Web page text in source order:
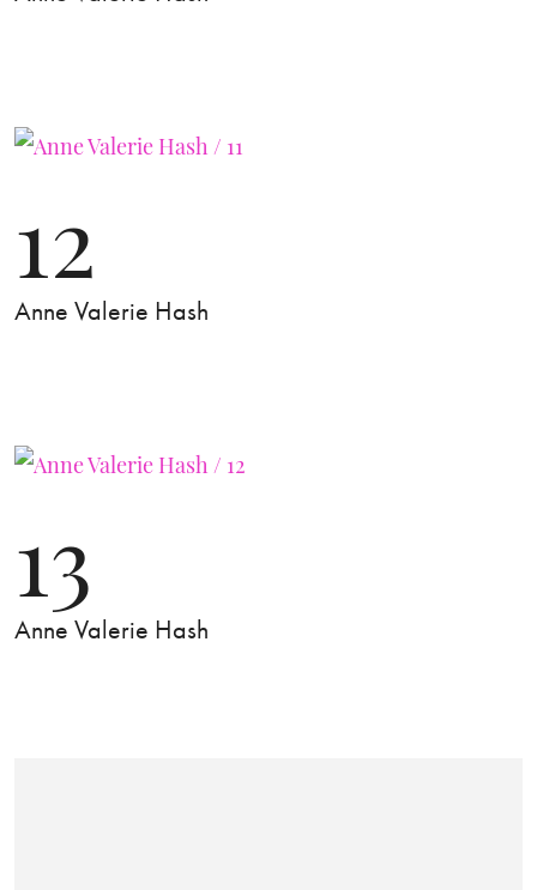
12
Anne Valerie Hash
13
Anne Valerie Hash